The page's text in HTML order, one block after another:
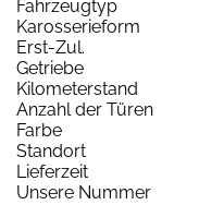
Fahrzeugtyp
Karosserieform
Erst-Zul.
Getriebe
Kilometerstand
Anzahl der Türen
Farbe
Standort
Lieferzeit
Unsere Nummer